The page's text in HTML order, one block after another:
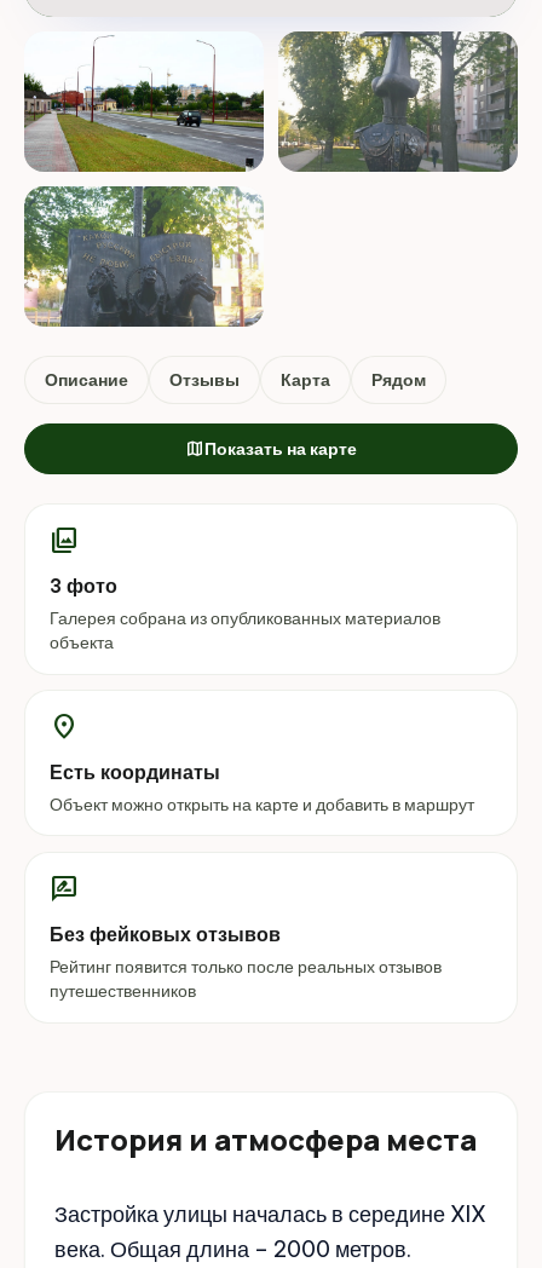
Описание Отзывы Карта Рядом
mapПоказать на карте
photo_library
3 фото
Галерея собрана из опубликованных материалов
объекта
location_on
Есть координаты
Объект можно открыть на карте и добавить в маршрут
rate_review
Без фейковых отзывов
Рейтинг появится только после реальных отзывов
путешественников
История и атмосфера места
Застройка улицы началась в середине XIX
века. Общая длина – 2000 метров.